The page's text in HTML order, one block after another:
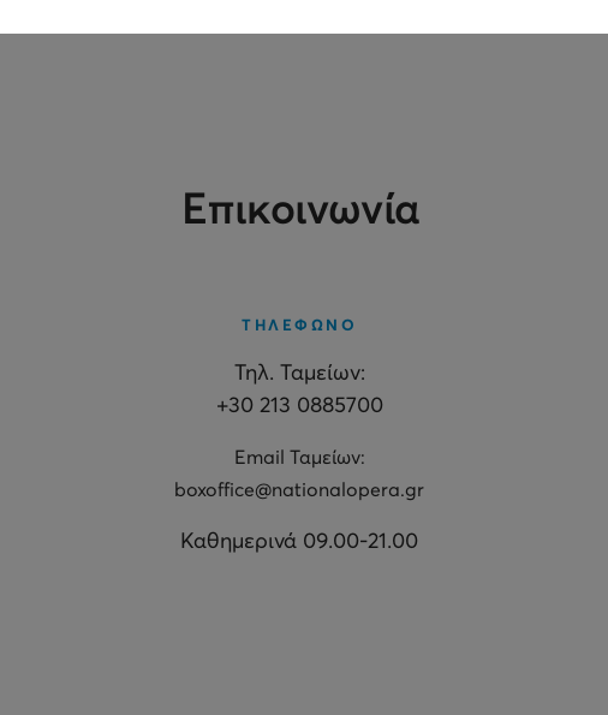
Επικοινωνία
ΤΗΛΕΦΩΝΟ
Τηλ. Ταμείων:
+30 213 0885700
Εmail Ταμείων:
boxoffice@nationalopera.gr
Καθημερινά 09.00-21.00